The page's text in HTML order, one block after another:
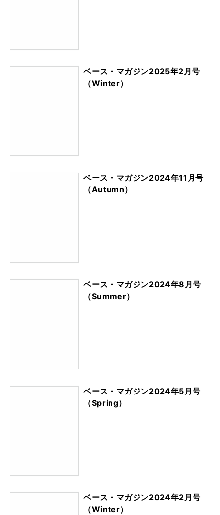
ベース・マガジン2025年2月号
（Winter）
ベース・マガジン2024年11月号
（Autumn）
ベース・マガジン2024年8月号
（Summer）
ベース・マガジン2024年5月号
（Spring）
ベース・マガジン2024年2月号
（Winter）